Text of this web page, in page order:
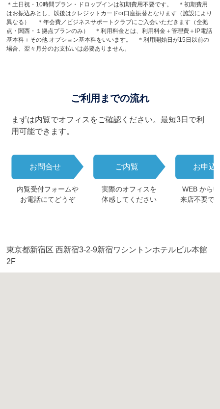
＊土日祝・10時間プラン・ドロップインは初期費用不要です。 ＊初期費用
はお振込みとし、以後はクレジットカードor口座振替となります（施設により
異なる） ＊年会費／ビジネスサポートクラブにご入会いただきます（全拠
点・関西・１拠点プランのみ） ＊利用料金とは、利用料金＋管理費＋IP電話
基本料＋その他 オプション基本料をいいます。 ＊利用開始日が15日以前の
場合、翌々月分のお支払いは必要ありません。
ご利用までの流れ
まずは内覧でオフィスをご確認ください。最短3日で利
用可能できます。
お問合せ
内覧受付フォームや
お電話にてどうぞ
ご内覧
実際のオフィスを
体感してください
お申込
WEB から
来店不要で
東京都新宿区 西新宿3-2-9新宿ワシントンホテルビル本館
2F